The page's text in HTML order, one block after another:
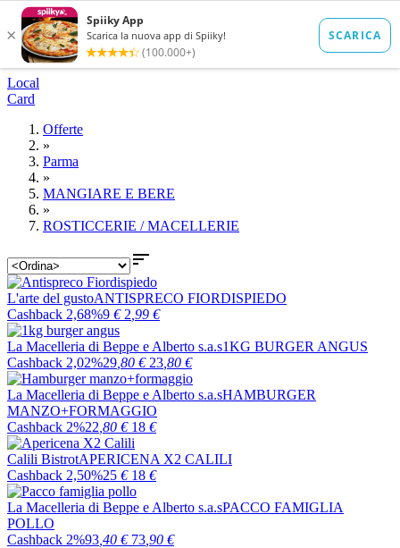
Local
Card
Offerte
»
Parma
»
MANGIARE E BERE
»
ROSTICCERIE / MACELLERIE

L'arte del gustoANTISPRECO FIORDISPIEDO
Cashback 2,68%9 € 2 ,99 €
La Macelleria di Beppe e Alberto s.a.s1KG BURGER ANGUS
Cashback 2,02%29 ,80 € 23 ,80 €
La Macelleria di Beppe e Alberto s.a.sHAMBURGER
MANZO+FORMAGGIO
Cashback 2%22 ,80 € 18 €
Calili BistrotAPERICENA X2 CALILI
Cashback 2,50%25 € 18 €
La Macelleria di Beppe e Alberto s.a.sPACCO FAMIGLIA
POLLO
Cashback 2%93 ,40 € 73 ,90 €